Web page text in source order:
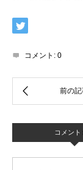
コメント: 0
コメント